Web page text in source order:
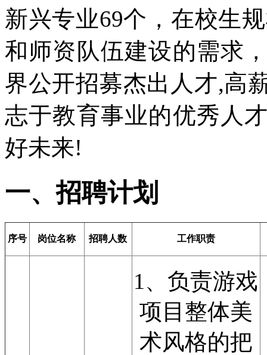
新兴专业69个，在校生
和师资队伍建设的需求
界公开招募杰出人才,高
志于教育事业的优秀人
好未来!
一、招聘计划
序号 岗位名称 招聘人数 工作职责
1、负责游戏
项目整体美
术风格的把